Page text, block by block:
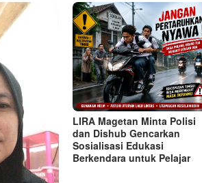
LIRA Magetan Minta Polisi
dan Dishub Gencarkan
Sosialisasi Edukasi
Berkendara untuk Pelajar